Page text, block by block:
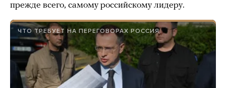
прежде всего, самому российскому лидеру.
ЧТО ТРЕБУЕТ НА ПЕРЕГОВОРАХ РОССИЯ